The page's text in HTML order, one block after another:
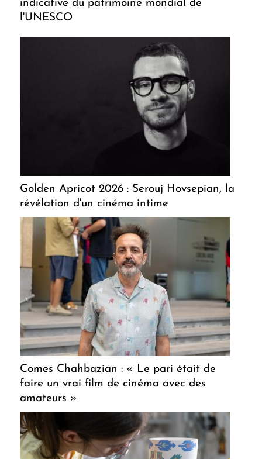
indicative du patrimoine mondial de
l'UNESCO
Golden Apricot 2026 : Serouj Hovsepian, la
révélation d'un cinéma intime
Comes Chahbazian : « Le pari était de
faire un vrai film de cinéma avec des
amateurs »